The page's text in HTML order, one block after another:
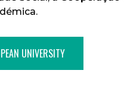
UNIVERSITY